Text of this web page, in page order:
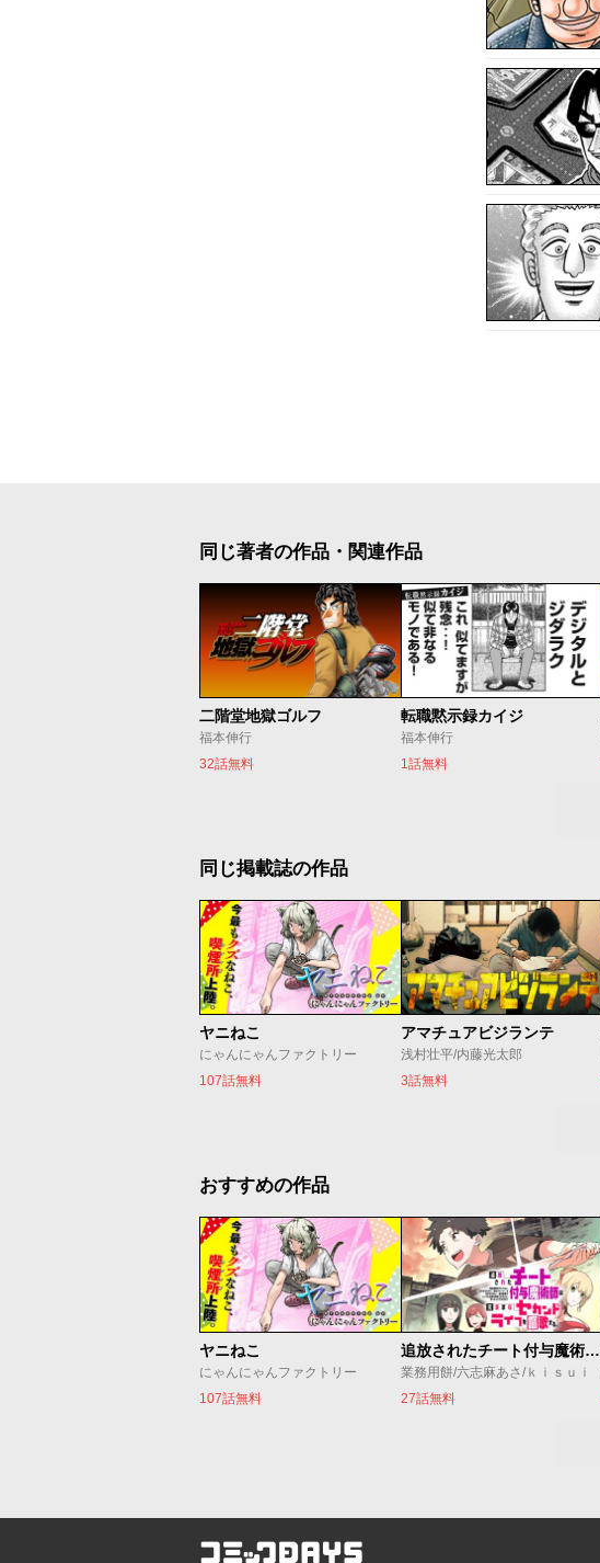
同じ著者の作品・関連作品
二階堂地獄ゴルフ
福本伸行
32話無料
転職黙示録カイジ
福本伸行
1話無料
同じ掲載誌の作品
ヤニねこ
にゃんにゃんファクトリー
107話無料
アマチュアビジランテ
浅村壮平/内藤光太郎
3話無料
おすすめの作品
ヤニねこ
にゃんにゃんファクトリー
107話無料
追放されたチート付与魔術師は気ままなセカンドライフを謳歌する。 ～俺は武器だけじゃなく、あらゆるものに『強化ポイント』を付与できるし、俺の意思でいつでも効果を解除できるけど、残った人たち大丈夫？～
業務用餅/六志麻あさ/ｋｉｓｕｉ
27話無料